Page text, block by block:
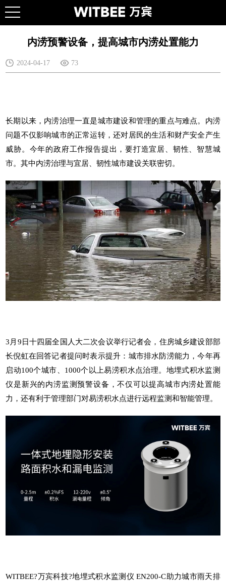
内涝预警设备，提高城市内涝处置能力
2024-04-17 73
长期以来，内涝治理一直是城市建设和管理的重点与难点。内涝
问题不仅影响城市的正常运转，还对居民的生活和财产安全产生
威胁。今年的政府工作报告提出，要打造宜居、韧性、智慧城
市。其中内涝治理与宜居、韧性城市建设关联密切。
3月9日十四届全国人大二次会议举行记者会，住房城乡建设部部
长倪虹在回答记者提问时表示提升：城市排水防涝能力，今年再
启动100个城市、1000个以上易涝积水点治理。 地埋式积水监测
仪是新兴的内涝监测预警设备，不仅可以提高城市内涝处置能
力，还有利于管理部门对易涝积水点进行远程监测和智能管理。
WITBEE?万宾科技?地埋式积水监测仪 EN200-C助力城市雨天排